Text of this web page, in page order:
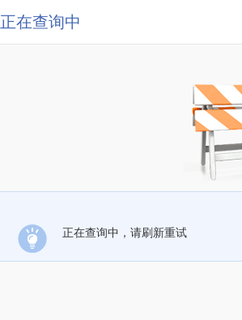
正在查询中
正在查询中，请刷新重试